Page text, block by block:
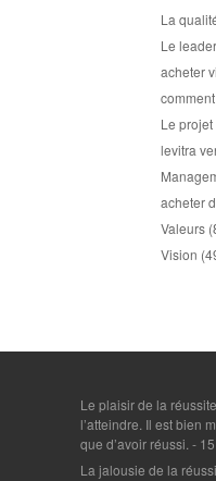
La
Le
acheter
Le projet
levitra
acheter
Valeurs
Vision
Le plaisir de la
l’atteindre. Il est bien
que d’avoir réussi. -
La jalousie de la